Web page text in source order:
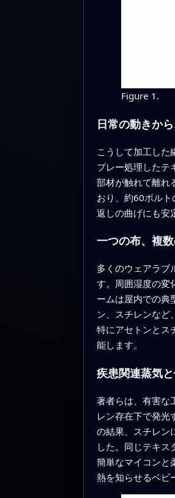
Figure 1.
日常の動きか
こうして加工した
プレー処理したテ
部材が触れて離れ
おり、約60ボル
返しの曲げにも安
一つの布、複
多くのウェアラブ
す。周囲湿度の変
ームは屋内での典
ン、スチレンなど
特にアセトンとス
能します。
疾患関連蒸気
著者らは、有害な
レン存在下で発光
の結果、スチレン
した。同じテキス
簡単なマイコンと
熱を知らせるベビ